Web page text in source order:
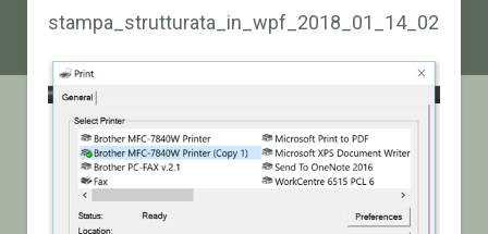
stampa_strutturata_in_wpf_2018_01_14_02